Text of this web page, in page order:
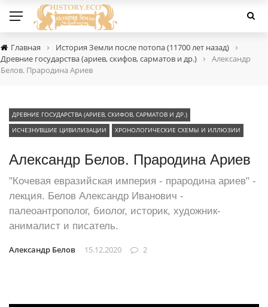
Главная › История Земли после потопа (11700 лет назад) ›
Древние государства (ариев, скифов, сарматов и др.) ›
Александр
Белов. Прародина Ариев
ДРЕВНИЕ ГОСУДАРСТВА (АРИЕВ, СКИФОВ, САРМАТОВ И ДР.)
ИСЧЕЗНУВШИЕ ЦИВИЛИЗАЦИИ
ХРОНОЛОГИЧЕСКИЕ СХЕМЫ И ИЛЛЮЗИИ
Александр Белов. Прародина Ариев
"Кочевая евразийская империя - прародина ариев" -
лекция. Белов Александр Иванович -
палеоантрополог, биолог, историк, художник-
анималист и писатель.
Александр Белов 15.12.2020 2